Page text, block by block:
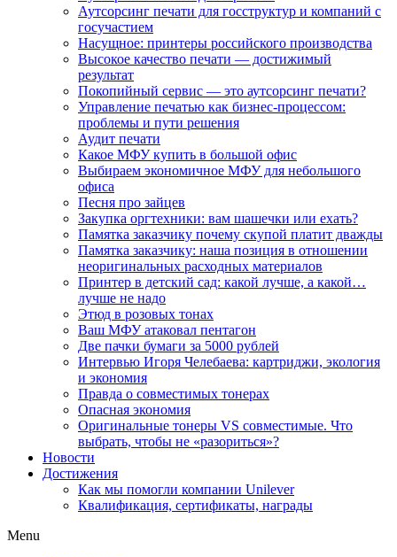
Аутсорсинг печати для госструктур и компаний с
госучастием
Насущное: принтеры российского производства
Высокое качество печати — достижимый
результат
Покопийный сервис — это аутсорсинг печати?
Управление печатью как бизнес-процессом:
проблемы и пути решения
Аудит печати
Какое МФУ купить в большой офис
Выбираем экономичное МФУ для небольшого
офиса
Песня про зайцев
Закупка оргтехники: вам шашечки или ехать?
Памятка заказчику почему скупой платит дважды
Памятка заказчику: наша позиция в отношении
неоригинальных расходных материалов
Принтер в детский сад: какой лучше, а какой…
лучше не надо
Этюд в розовых тонах
Ваш МФУ атаковал пентагон
Две пачки бумаги за 5000 рублей
Интервью Игоря Челебаева: картриджи, экология
и экономия
Правда о совместимых тонерах
Опасная экономия
Оригинальные тонеры VS совместимые. Что
выбрать, чтобы не «разориться»?
Новости
Достижения
Как мы помогли компании Unilever
Квалификация, сертификаты, награды
Menu